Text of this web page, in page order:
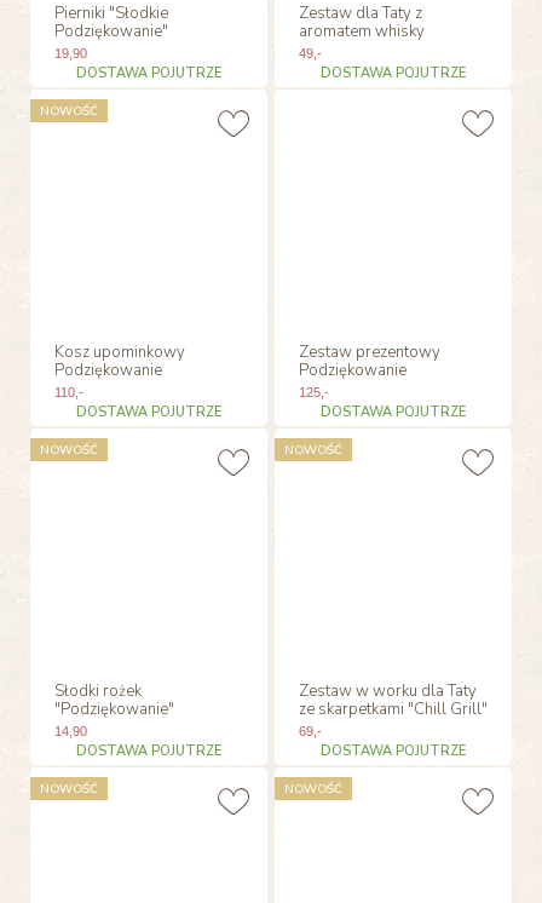
Pierniki "Słodkie
Podziękowanie"
19,90
DOSTAWA POJUTRZE
Zestaw dla Taty z
aromatem whisky
49 ,-
DOSTAWA POJUTRZE
Kosz upominkowy
Podziękowanie
110,-
DOSTAWA POJUTRZE
NOWOŚĆ
Zestaw prezentowy
Podziękowanie
125 ,-
DOSTAWA POJUTRZE
Słodki rożek
"Podziękowanie"
14,90
DOSTAWA POJUTRZE
NOWOŚĆ
Zestaw w worku dla Taty
ze skarpetkami "Chill Grill"
69 ,-
DOSTAWA POJUTRZE
NOWOŚĆ
NOWOŚĆ NOWOŚĆ